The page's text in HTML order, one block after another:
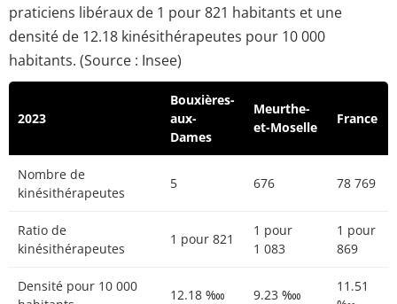
praticiens libéraux de 1 pour 821 habitants et une
densité de 12.18 kinésithérapeutes pour 10 000
habitants. (Source : Insee)
2023
Bouxières-
aux-
Dames
Meurthe-
et-Moselle
France
Nombre de
kinésithérapeutes
5 676 78 769
Ratio de
kinésithérapeutes
1 pour 821
1 pour
1 083
1 pour
869
Densité pour 10 000
12.18 ‱ 9.23 ‱
11.51